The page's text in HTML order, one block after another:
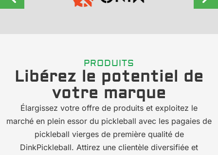
PRODUITS
Libérez le potentiel de
votre marque
Élargissez votre offre de produits et exploitez le
marché en plein essor du pickleball avec les pagaies de
pickleball vierges de première qualité de
DinkPickleball. Attirez une clientèle diversifiée et